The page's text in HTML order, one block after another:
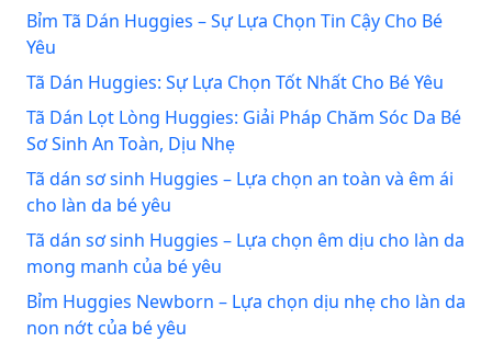
Bỉm Tã Dán Huggies – Sự Lựa Chọn Tin Cậy Cho Bé
Yêu
Tã Dán Huggies: Sự Lựa Chọn Tốt Nhất Cho Bé Yêu
Tã Dán Lọt Lòng Huggies: Giải Pháp Chăm Sóc Da Bé
Sơ Sinh An Toàn, Dịu Nhẹ
Tã dán sơ sinh Huggies – Lựa chọn an toàn và êm ái
cho làn da bé yêu
Tã dán sơ sinh Huggies – Lựa chọn êm dịu cho làn da
mong manh của bé yêu
Bỉm Huggies Newborn – Lựa chọn dịu nhẹ cho làn da
non nớt của bé yêu